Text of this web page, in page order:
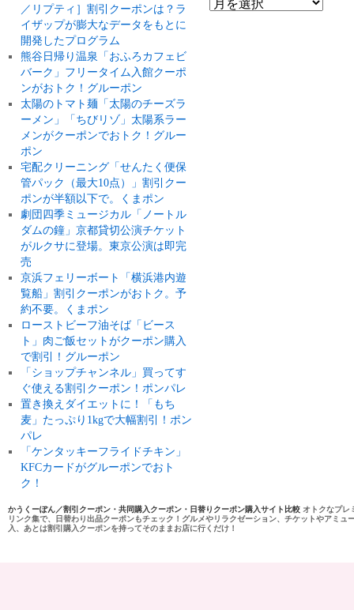
／リプティ］割引クーポンは？ラ
イザップが膨大なデータをもとに
開発したプログラム
熊谷日帰り温泉「おふろカフェビ
バーク」フリータイム入館クーポ
ンがおトク！グルーポン
太陽のトマト麺「太陽のチーズラ
ーメン」「ちびリゾ」太陽系ラー
メンがクーポンでおトク！グルー
ポン
宅配クリーニング「せんたく便保
管パック（最大10点）」割引クー
ポンが半額以下で。くまポン
劇団四季ミュージカル「ノートル
ダムの鐘」京都貸切公演チケット
がルクサに登場。東京公演は即完
売
京浜フェリーボート「横浜港内遊
覧船」割引クーポンがおトク。予
約不要。くまポン
ローストビーフ油そば「ビース
ト」肉ご飯セットがクーポン購入
で割引！グルーポン
「ショップチャンネル」買ってす
ぐ使える割引クーポン！ポンパレ
置き換えダイエットに！「もち
麦」たっぷり1kgで大幅割引！ポン
パレ
「ケンタッキーフライドチキン」
KFCカードがグルーポンでおト
ク！
かうくーぽん／割引クーポン・共同購入クーポン・日替りクーポン購入サイト比較 オトクなプレ
リンク集で、日替わり出品クーポンもチェック！グルメやリラクゼーション、チケットやアミ
入、あとは割引購入クーポンを持ってそのままお店に行くだけ！